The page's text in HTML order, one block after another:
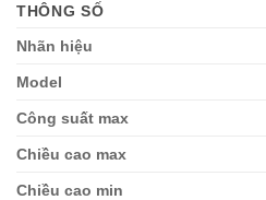
THÔNG SỐ
Nhãn hiệu
Model
Công suất max
Chiều cao max
Chiều cao min